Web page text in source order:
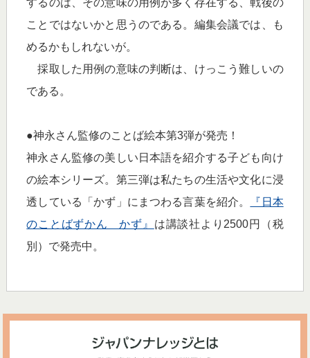
するのは、その意味の用例が多く存在する、戦後の
ことではないかと思うのである。編集会議では、も
めるかもしれないが。
採取した用例の意味の判断は、けっこう難しいの
である。
●神永さん監修のことば絵本第3弾が発売！
神永さん監修の美しい日本語を紹介する子ども向け
の絵本シリーズ。第三弾は私たちの生活や文化に浸
透している「かず」にまつわる言葉を紹介。
『日本
のことばずかん かず』 は講談社より2500円（税
別）で発売中。